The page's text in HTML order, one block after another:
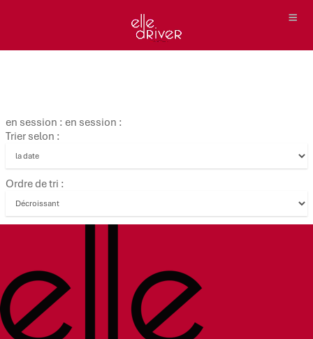
en session : en session :
Trier selon :
Ordre de tri :